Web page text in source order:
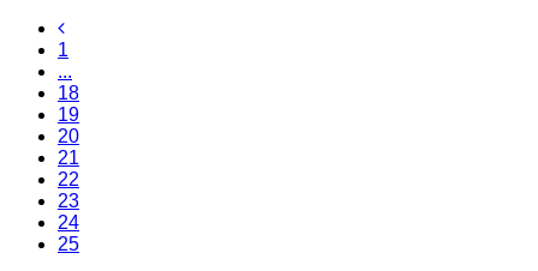
1
...
18
19
20
21
22
23
24
25